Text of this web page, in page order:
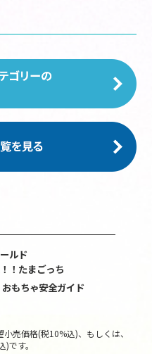
ルド
！たまごっち
もちゃ安全ガイド
売価格(税10%込)、もしくは、
です。